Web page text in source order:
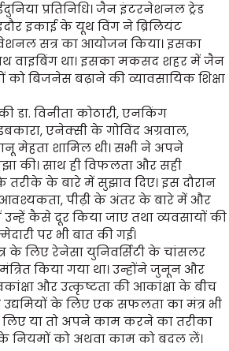
प्रतिनिधि। जैन इंटरनेशनल ट्रेड
इकाई के यूथ विंग ने ब्रिलियंट
सत्र का आयोजन किया। इसका
वाइबिंग था। इसका मकसद शहर में जैन
को बिजनेस बढ़ाने की व्यावसायिक शिक्षा
डा. विनीता कोठारी, एनकिंग
एनेक्सी के गोविंद अग्रवाल,
मेहता शामिल थी। सभी ने अपने
की। साथ ही विफलता और सही
के बारे में सुझाव दिए। इस दौरान
पीढ़ी के अंतर के बारे में और
उन्हें कैसे दूर किया जाए तथा व्यवसायों की
पर भी बात की गई।
के लिए रेनेसा युनिवर्सिटी के चांसलर
किया गया था। उन्होंने जुनून और
और उत्कृष्टता की आकांक्षा के बीच
उद्यमियों के लिए एक सफलता का मंत्र भी
या तो अपने काम करने का तरीका
नियमों को अथवा काम को बदल लें।